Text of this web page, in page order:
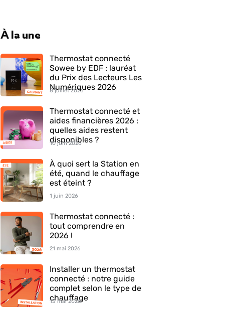
À la une
Thermostat connecté
Sowee by EDF : lauréat
du Prix des Lecteurs Les
Numériques 2026
8 juillet 2026
Thermostat connecté et
aides financières 2026 :
quelles aides restent
disponibles ?
10 juin 2026
À quoi sert la Station en
été, quand le chauffage
est éteint ?
1 juin 2026
Thermostat connecté :
tout comprendre en
2026 !
21 mai 2026
Installer un thermostat
connecté : notre guide
complet selon le type de
chauffage
13 mai 2026